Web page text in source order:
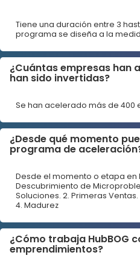
Tiene una duración entre 3
programa se diseña a la
¿Cuántas empresas han
han sido invertidas?
Se han acelerado más de 400
¿Desde qué momento
programa de
Desde el momento o etapa en
Descubrimiento de
Soluciones. 2. Primeras
4. Madurez
¿Cómo trabaja HubBOG
emprendimientos?